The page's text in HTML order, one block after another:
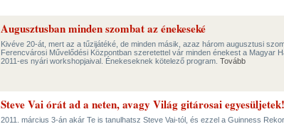
Augusztusban minden szombat az énekeseké
Kivéve 20-át, mert az a tűzijátéké, de minden másik, azaz három augusztusi
Ferencvárosi Művelődési Központban szeretettel vár minden énekest a Magyar
2011-es nyári workshopjaival. Énekeseknek kötelező program. Tovább
Steve Vai órát ad a neten, avagy Világ gitárosai egyesüljetek!
2011. március 3-án akár Te is tanulhatsz Steve Vai-tól, és ezzel a Guinness